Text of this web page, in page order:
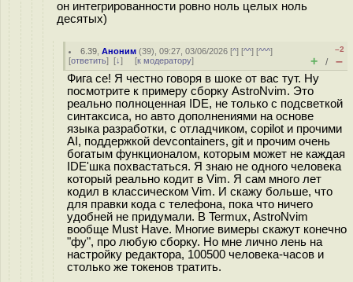
он интегрированности ровно ноль целых ноль
десятых)
6.39 ,Аноним (39), 09:27, 03/06/2026 [^] [^^] [^^^]
[ответить] [↓] [к модератору]
–2
+ / –
Фига се! Я честно говоря в шоке от вас тут. Ну
посмотрите к примеру сборку AstroNvim. Это
реально полноценная IDE, не только с подсветкой
синтаксиса, но авто дополнениями на основе
языка разработки, с отладчиком, copilot и прочими
AI, поддержкой devcontainers, git и прочим очень
богатым функционалом, которым может не каждая
IDE'шка похвастаться. Я знаю не одного человека
который реально кодит в Vim. Я сам много лет
кодил в классическом Vim. И скажу больше, что
для правки кода с телефона, пока что ничего
удобней не придумали. В Termux, AstroNvim
вообще Must Have. Многие вимеры скажут конечно
"фу", про любую сборку. Но мне лично лень на
настройку редактора, 100500 человека-часов и
столько же токенов тратить.